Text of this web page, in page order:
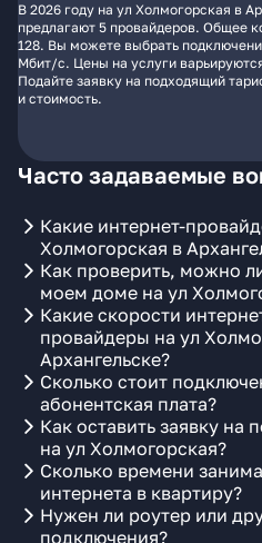
В 2026 году на ул Холмогорская в
предлагают 5 провайдеров. Общее
128. Вы можете выбрать
Мбит/с. Цены на услуги
Подайте заявку на подходящий
и стоимость.
Часто задаваемые
Какие интернет-
Холмогорская в
Как проверить, можно
моем доме на ул
Какие скорости
провайдеры на ул
Архангельске?
Сколько стоит
абонентская плата?
Как оставить заявку на
на ул Холмогорская?
Сколько времени
интернета в квартиру?
Нужен ли роутер или
подключения?